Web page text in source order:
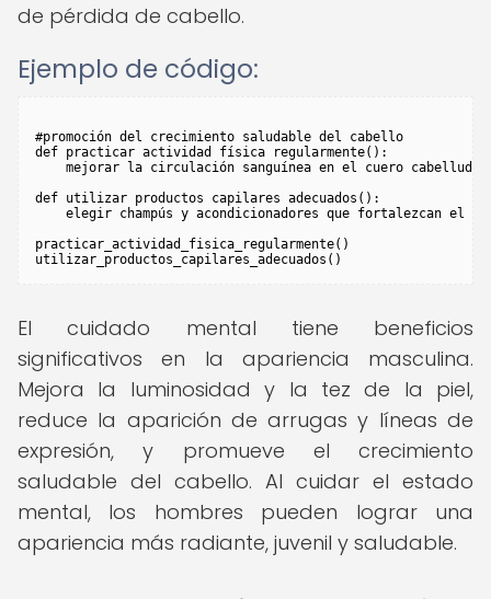
de pérdida de cabello.
Ejemplo de código:
#promoción del crecimiento saludable del cabello
def practicar actividad física regularmente():
    mejorar la circulación sanguínea en el cuero cabelludo
def utilizar productos capilares adecuados():
elegir champús y acondicionadores que fortalezcan el
practicar_actividad_fisica_regularmente()
El cuidado mental tiene beneficios
significativos en la apariencia masculina.
Mejora la luminosidad y la tez de la piel,
reduce la aparición de arrugas y líneas de
expresión, y promueve el crecimiento
saludable del cabello. Al cuidar el estado
mental, los hombres pueden lograr una
apariencia más radiante, juvenil y saludable.